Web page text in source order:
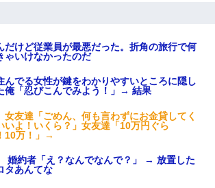
だけど従業員が最悪だった。折角の旅行で何
ゃいけなかったのだ
んでる女性が鍵をわかりやすいところに隠し
俺「忍びこんでみよう！」→ 結果
女友達「ごめん、何も言わずにお金貸してく
よ！いくら？」女友達「10万円ぐら
10万！」→
婚約者「え？なんでなんで？」 → 放置した
タあんてな